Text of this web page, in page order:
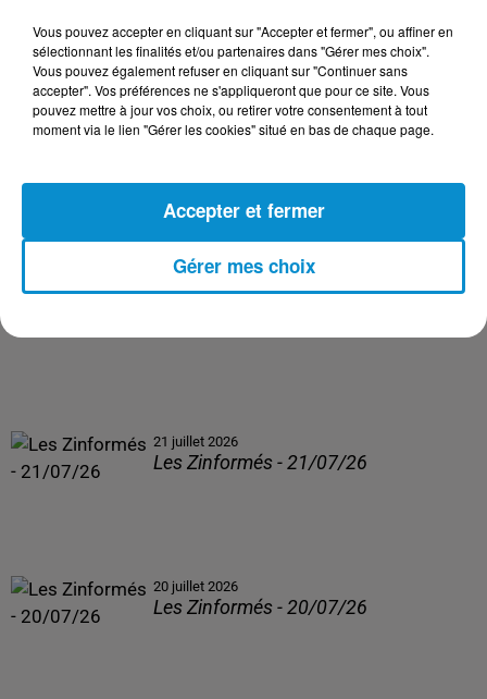
Les Zinformés - 24/07/26
22 juillet 2026
21 juillet 2026
Les Zinformés - 21/07/26
20 juillet 2026
Les Zinformés - 20/07/26
Vous pouvez accepter en cliquant sur "Accepter et fermer", ou affiner en
sélectionnant les finalités et/ou partenaires dans "Gérer mes choix".
Vous pouvez également refuser en cliquant sur "Continuer sans
accepter". Vos préférences ne s'appliqueront que pour ce site. Vous
pouvez mettre à jour vos choix, ou retirer votre consentement à tout
moment via le lien "Gérer les cookies" situé en bas de chaque page.
Gérer mes choix
Accepter et fermer